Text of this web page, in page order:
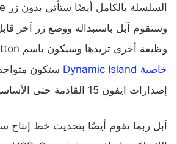
وستقوم آبل باستبداله ووضع زر آخر
وظيفة أخرى تريدها وسيكون باسم Action button. وأخيرًا،
خاصية Dynamic Island
ستكون
إصدارات ايفون 15 القادمة حتى الأساسية منها.